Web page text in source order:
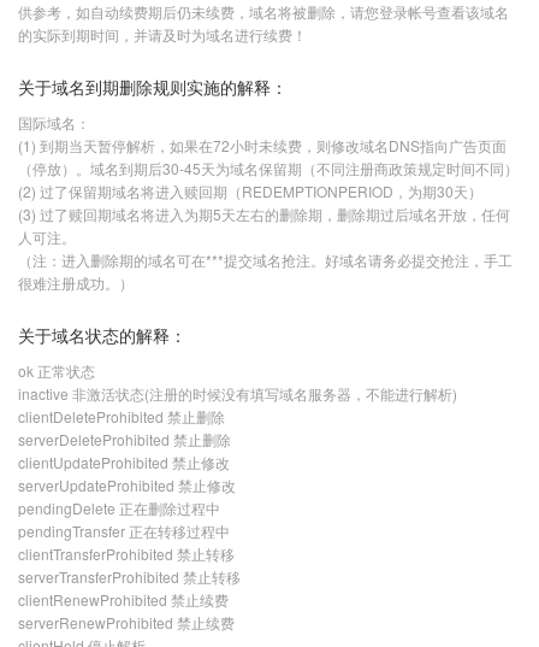
供参考，如自动续费期后仍未续费，域名将被删除，请您登录帐号查看该域名
的实际到期时间，并请及时为域名进行续费！
关于域名到期删除规则实施的解释：
国际域名：
(1) 到期当天暂停解析，如果在72小时未续费，则修改域名DNS指向广告页面
（停放）。域名到期后30-45天为域名保留期（不同注册商政策规定时间不同）
(2) 过了保留期域名将进入赎回期（REDEMPTIONPERIOD，为期30天）
(3) 过了赎回期域名将进入为期5天左右的删除期，删除期过后域名开放，任何
人可注。
（注：进入删除期的域名可在***提交域名抢注。好域名请务必提交抢注，手工
很难注册成功。）
关于域名状态的解释：
ok 正常状态
inactive 非激活状态(注册的时候没有填写域名服务器，不能进行解析)
clientDeleteProhibited 禁止删除
serverDeleteProhibited 禁止删除
clientUpdateProhibited 禁止修改
serverUpdateProhibited 禁止修改
pendingDelete 正在删除过程中
pendingTransfer 正在转移过程中
clientTransferProhibited 禁止转移
serverTransferProhibited 禁止转移
clientRenewProhibited 禁止续费
serverRenewProhibited 禁止续费